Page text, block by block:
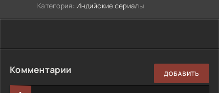
Категория: Индийские сериалы
Комментарии ДОБАВИТЬ